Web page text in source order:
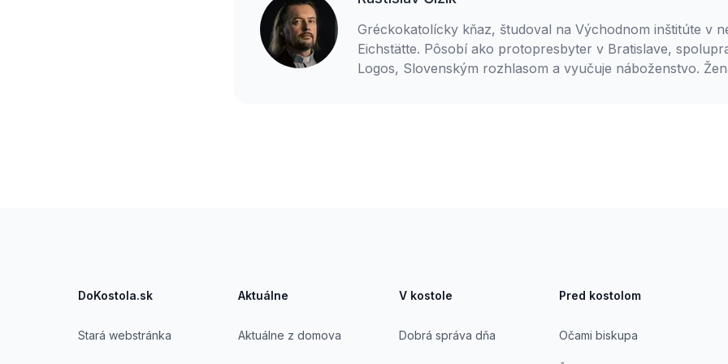
Gréckokatolícky kňaz, študoval na Východnom inštitúte v
Eichstätte. Pôsobí ako protopresbyter v Bratislave,
Logos, Slovenským rozhlasom a vyučuje náboženstvo.
DoKostola.sk
Stará webstránka
Aktuálne
Aktuálne z domova
V kostole
Dobrá správa dňa
Pred kostolom
Očami biskupa